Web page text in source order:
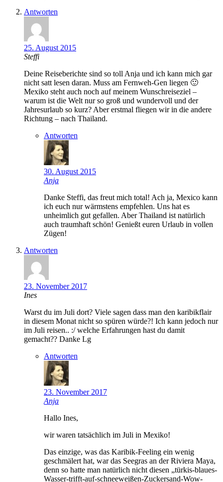
Antworten
25. August 2015
Steffi
Deine Reiseberichte sind so toll Anja und ich kann mich gar
nicht satt lesen daran. Muss am Fernweh-Gen liegen 🙂
Mexiko steht auch noch auf meinem Wunschreiseziel –
warum ist die Welt nur so groß und wundervoll und der
Jahresurlaub so kurz? Aber erstmal fliegen wir in die andere
Richtung – nach Thailand.
Antworten
30. August 2015
Anja
Danke Steffi, das freut mich total! Ach ja, Mexico kann
ich euch nur wärmstens empfehlen. Uns hat es
unheimlich gut gefallen. Aber Thailand ist natürlich
auch traumhaft schön! Genießt euren Urlaub in vollen
Zügen!
Antworten
23. November 2017
Ines
Warst du im Juli dort? Viele sagen dass man den karibikflair
in diesem Monat nicht so spüren würde?! Ich kann jedoch nur
im Juli reisen.. :/ welche Erfahrungen hast du damit
gemacht?? Danke Lg
Antworten
23. November 2017
Anja
Hallo Ines,
wir waren tatsächlich im Juli in Mexiko!
Das einzige, was das Karibik-Feeling ein wenig
geschmälert hat, war das Seegras an der Riviera Maya,
denn so hatte man natürlich nicht diesen „türkis-blaues-
Wasser-trifft-auf-schneeweißen-Zuckersand-Wow-